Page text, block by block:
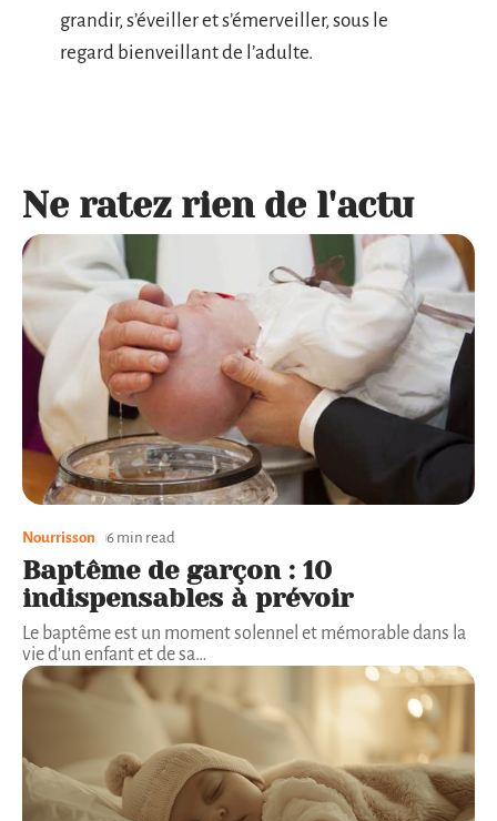
grandir, s’éveiller et s’émerveiller, sous le
regard bienveillant de l’adulte.
Ne ratez rien de l'actu
Nourrisson 6 min read
Baptême de garçon : 10
indispensables à prévoir
Le baptême est un moment solennel et mémorable dans la
vie d’un enfant et de sa…